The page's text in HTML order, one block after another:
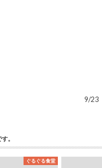
9/23
。
ぐるぐる食堂